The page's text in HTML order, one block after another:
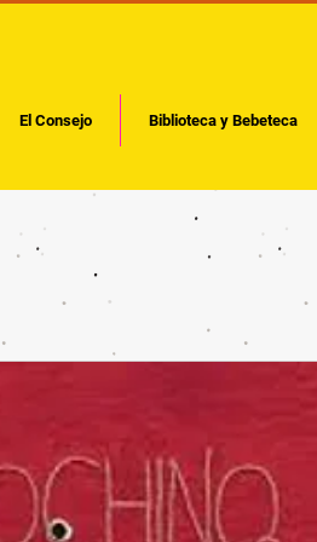
El Consejo Biblioteca y Bebeteca